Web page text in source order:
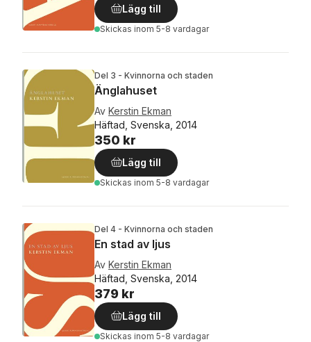
Lägg till
Skickas inom 5-8 vardagar
Del 3 - Kvinnorna och staden
Änglahuset
Av Kerstin Ekman
Häftad, Svenska, 2014
350 kr
Lägg till
Skickas inom 5-8 vardagar
Del 4 - Kvinnorna och staden
En stad av ljus
Av Kerstin Ekman
Häftad, Svenska, 2014
379 kr
Lägg till
Skickas inom 5-8 vardagar